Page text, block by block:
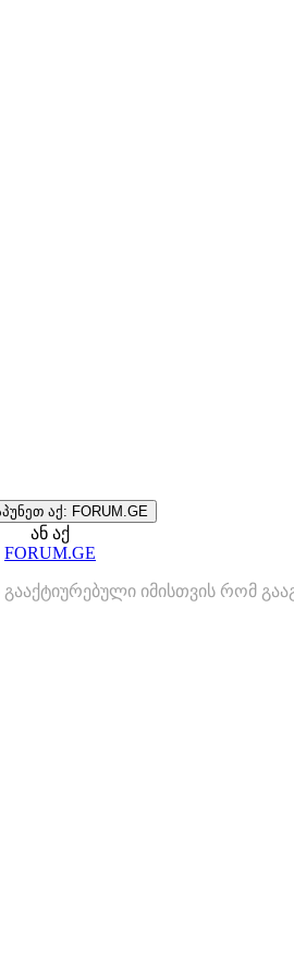
აქ: FORUM.GE
ან აქ
FORUM.GE
გააქტიურებული იმისთვის რომ